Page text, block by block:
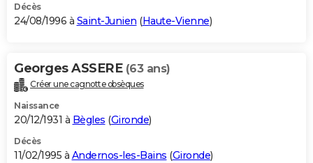
Décès
24/08/1996 à Saint-Junien (Haute-Vienne)
Georges ASSERE (63 ans)
Créer une cagnotte obsèques
Naissance
20/12/1931 à Bègles (Gironde)
Décès
11/02/1995 à Andernos-les-Bains (Gironde)